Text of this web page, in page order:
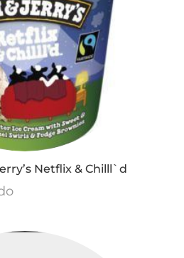
Netflix & Chilll`d